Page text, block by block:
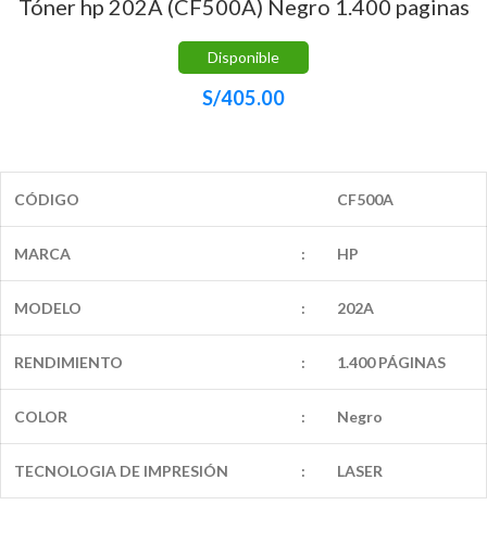
Tóner hp 202A (CF500A) Negro 1.400 paginas
Disponible
S/405.00
CÓDIGO CF500A
MARCA : HP
MODELO : 202A
RENDIMIENTO : 1.400 PÁGINAS
COLOR : Negro
TECNOLOGIA DE IMPRESIÓN : LASER